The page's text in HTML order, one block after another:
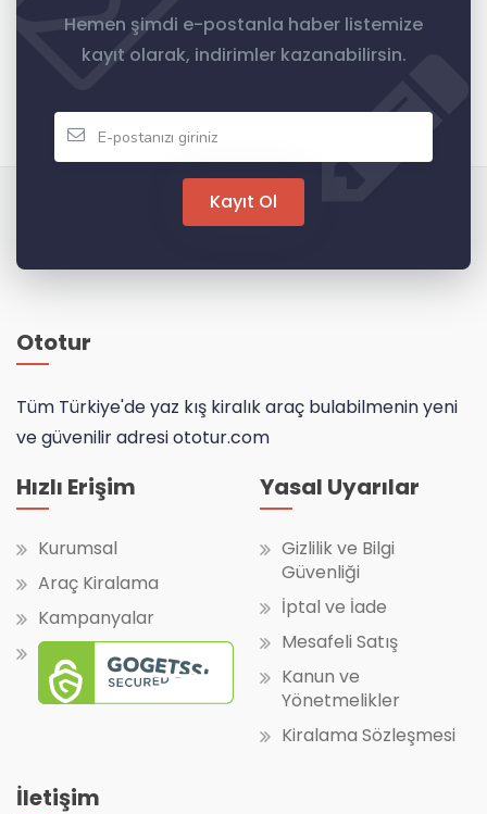
Hemen şimdi e-postanla haber listemize
kayıt olarak, indirimler kazanabilirsin.
Kayıt Ol
Ototur
Tüm Türkiye'de yaz kış kiralık araç bulabilmenin yeni
ve güvenilir adresi ototur.com
Hızlı Erişim
Kurumsal
Araç Kiralama
Kampanyalar
Yasal Uyarılar
Gizlilik ve Bilgi
Güvenliği
İptal ve İade
Mesafeli Satış
Kanun ve
Yönetmelikler
Kiralama Sözleşmesi
İletişim